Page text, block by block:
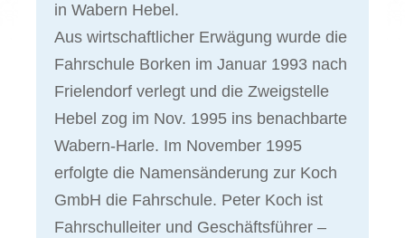
in Wabern Hebel.
Aus wirtschaftlicher Erwägung wurde die
Fahrschule Borken im Januar 1993 nach
Frielendorf verlegt und die Zweigstelle
Hebel zog im Nov. 1995 ins benachbarte
Wabern-Harle. Im November 1995
erfolgte die Namensänderung zur Koch
GmbH die Fahrschule. Peter Koch ist
Fahrschulleiter und Geschäftsführer –